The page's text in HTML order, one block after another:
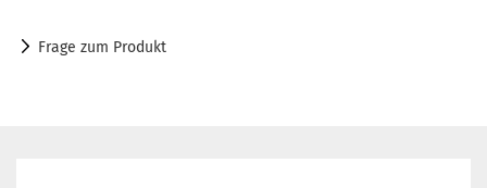
Frage zum Produkt